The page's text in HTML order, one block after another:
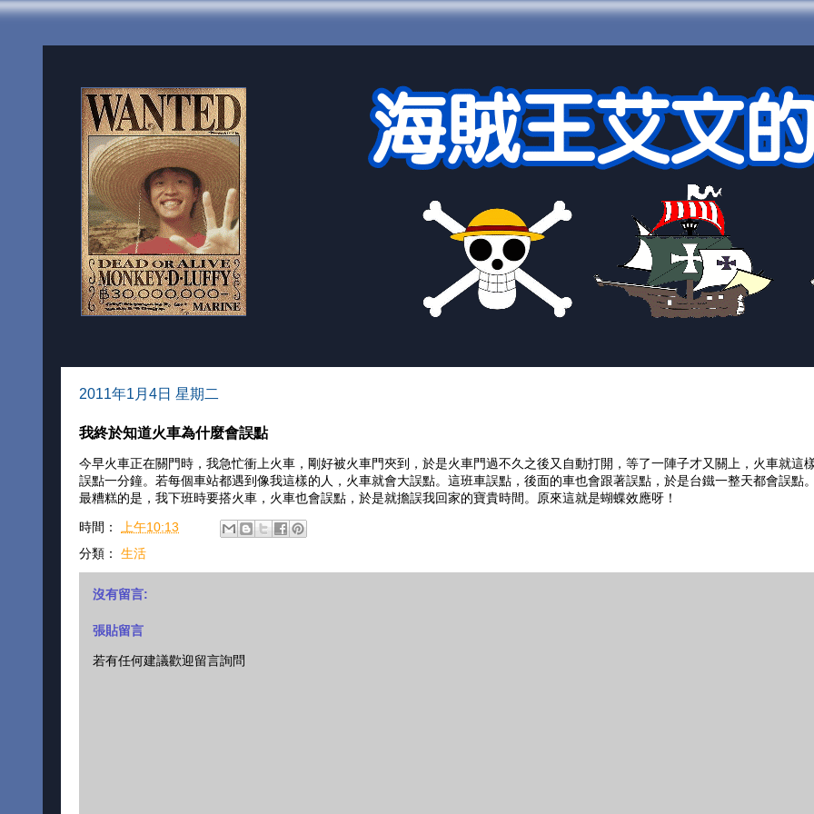
2011年1月4日 星期二
我終於知道火車為什麼會誤點
今早火車正在關門時，我急忙衝上火車，剛好被火車門夾到，於是火車門過不久之後又自動打開，等了一陣子才又關上，火車就這
誤點一分鐘。若每個車站都遇到像我這樣的人，火車就會大誤點。這班車誤點，後面的車也會跟著誤點，於是台鐵一整天都會誤點
最糟糕的是，我下班時要搭火車，火車也會誤點，於是就擔誤我回家的寶貴時間。原來這就是蝴蝶效應呀！
時間： 上午10:13
分類： 生活
沒有留言:
張貼留言
若有任何建議歡迎留言詢問